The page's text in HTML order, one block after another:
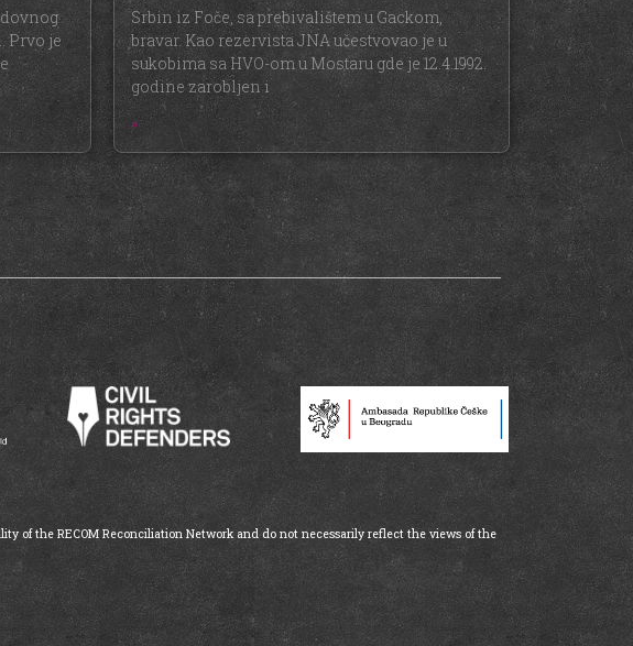
Prvo je
Srbin iz Foče, sa prebivalištem u Gackom,
bravar. Kao rezervista JNA učestvovao je u
sukobima sa HVO-om u Mostaru gde je 12.4.1992.
godine zarobljen i
»
of the RECOM Reconciliation Network and do not necessarily reflect the views of the